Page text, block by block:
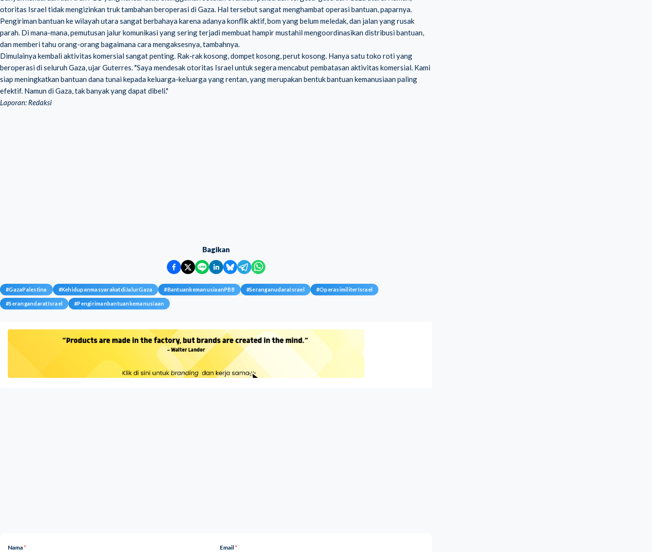
otoritas Israel tidak mengizinkan truk tambahan beroperasi di Gaza. Hal tersebut sangat menghambat operasi bantuan, paparnya.
Pengiriman bantuan ke wilayah utara sangat berbahaya karena adanya konflik aktif, bom yang belum meledak, dan jalan yang rusak
parah. Di mana-mana, pemutusan jalur komunikasi yang sering terjadi membuat hampir mustahil mengoordinasikan distribusi bantuan,
dan memberi tahu orang-orang bagaimana cara mengaksesnya, tambahnya.
Dimulainya kembali aktivitas komersial sangat penting. Rak-rak kosong, dompet kosong, perut kosong. Hanya satu toko roti yang
beroperasi di seluruh Gaza, ujar Guterres. "Saya mendesak otoritas Israel untuk segera mencabut pembatasan aktivitas komersial. Kami
siap meningkatkan bantuan dana tunai kepada keluarga-keluarga yang rentan, yang merupakan bentuk bantuan kemanusiaan paling
efektif. Namun di Gaza, tak banyak yang dapat dibeli."
Laporan: Redaksi
Bagikan
#GazaPalestina #KehidupanmasyarakatdiJalurGaza #BantuankemanusiaanPBB #SeranganudaraIsrael #OperasimiliterIsrael
#SerangandaratIsrael #Pengirimanbantuankemanusiaan
Nama* Email*